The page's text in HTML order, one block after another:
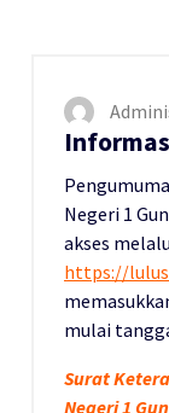
Negeri 1
akses
https://
mulai
Surat
Negeri 1